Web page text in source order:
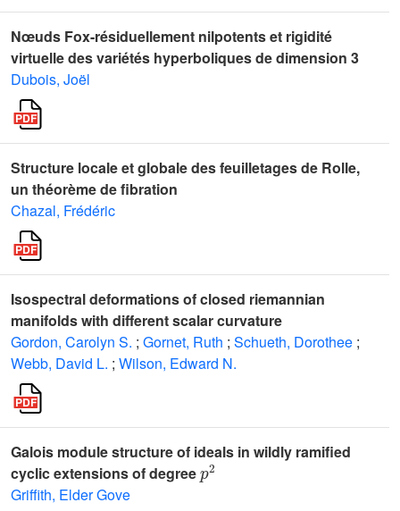
Nœuds Fox-résiduellement nilpotents et rigidité
virtuelle des variétés hyperboliques de dimension 3
Dubois, Joël
Structure locale et globale des feuilletages de Rolle,
un théorème de fibration
Chazal, Frédéric
Isospectral deformations of closed riemannian
manifolds with different scalar curvature
Gordon, Carolyn S. ; Gornet, Ruth ; Schueth, Dorothee ;
Webb, David L. ; Wilson, Edward N.
Galois module structure of ideals in wildly ramified
cyclic extensions of degree
p2
Griffith, Elder Gove